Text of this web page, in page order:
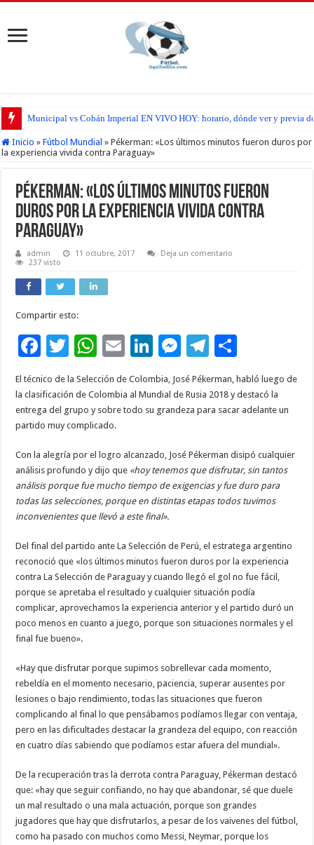
Municipal vs Cobán Imperial EN VIVO HOY: horario, dónde ver y previa
Inicio » Fútbol Mundial » Pékerman: «Los últimos minutos fueron duros por
la experiencia vivida contra Paraguay»
Pékerman: «Los últimos minutos fueron
duros por la experiencia vivida contra
Paraguay»
admin 11 octubre, 2017
Deja un comentario
237 visto
Compartir esto:
F
ac
e
b
o
o
k
T
wi
tt
er
W
h
at
sA
p
p
E
m
ai
l
Li
n
k
e
n
M
es
se
n
er
T
e
gr
m
o
m
p
ti
r
El técnico de la Selección de Colombia, José Pékerman, habló luego de
la clasificación de Colombia al Mundial de Rusia 2018 y destacó la
entrega del grupo y sobre todo su grandeza para sacar adelante un
partido muy complicado.
Con la alegría por el logro alcanzado, José Pékerman disipó cualquier
análisis profundo y dijo que «hoy tenemos que disfrutar, sin tantos
análisis porque fue mucho tiempo de exigencias y fue duro para
todas las selecciones, porque en distintas etapas todos tuvimos
inconvenientes que llevó a este final».
Del final del partido ante La Selección de Perú, el estratega argentino
reconoció que «los últimos minutos fueron duros por la experiencia
contra La Selección de Paraguay y cuando llegó el gol no fue fácil,
porque se apretaba el resultado y cualquier situación podía
complicar, aprovechamos la experiencia anterior y el partido duró un
poco menos en cuanto a juego, porque son situaciones normales y el
final fue bueno».
«Hay que disfrutar porque supimos sobrellevar cada momento,
rebeldía en el momento necesario, paciencia, superar ausentes por
lesiones o bajo rendimiento, todas las situaciones que fueron
complicando al final lo que pensábamos podíamos llegar con ventaja,
pero en las dificultades destacar la grandeza del equipo, con reacción
en cuatro días sabiendo que podíamos estar afuera del mundial».
De la recuperación tras la derrota contra Paraguay, Pékerman destacó
que: «hay que seguir confiando, no hay que abandonar, sé que duele
un mal resultado o una mala actuación, porque son grandes
jugadores que hay que disfrutarlos, a pesar de los vaivenes del fútbol,
como ha pasado con muchos como Messi, Neymar, porque los